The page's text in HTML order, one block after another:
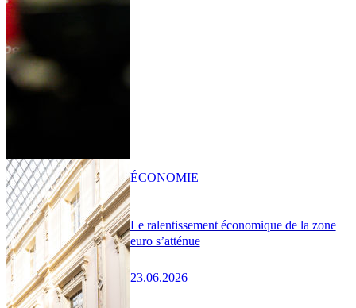
Le ralentissement économique de la zone
euro s’atténue
23.06.2026
ÉCONOMIE